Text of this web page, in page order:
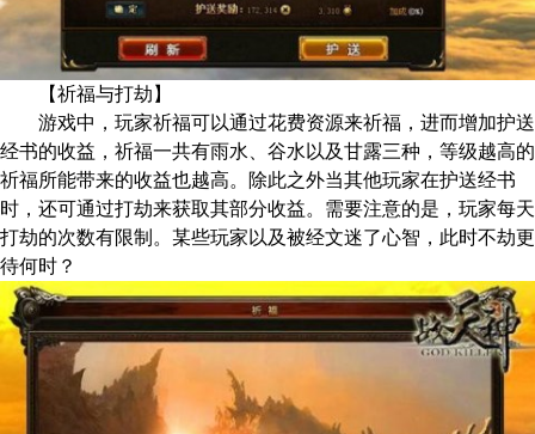
【祈福与打劫】
游戏中，玩家祈福可以通过花费资源来祈福，进而增加护送
经书的收益，祈福一共有雨水、谷水以及甘露三种，等级越高的
祈福所能带来的收益也越高。除此之外当其他玩家在护送经书
时，还可通过打劫来获取其部分收益。需要注意的是，玩家每天
打劫的次数有限制。某些玩家以及被经文迷了心智，此时不劫更
待何时？